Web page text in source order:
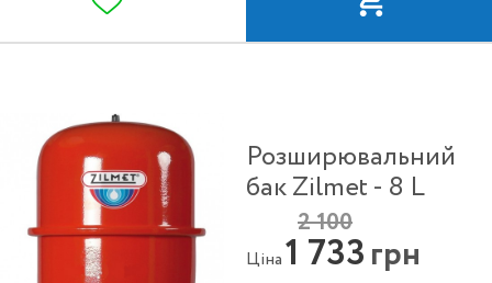
Розширювальний
бак Zilmet - 8 L
Ціна
2 100
1 733грн